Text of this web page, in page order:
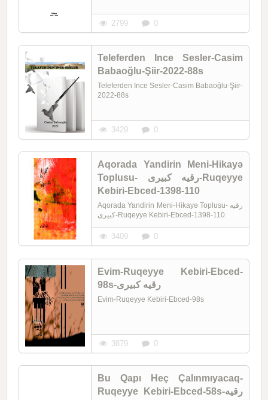
2799 0
Teleferden Ince Sesler-Casim
Babaoğlu-Şiir-2022-88s
Teleferden Ince Sesler-Casim Babaoğlu-Şiir-
2022-88s
3429 0
Aqorada Yandirin Meni-Hikayə
Toplusu- رقیه کبیری-Ruqeyye
Kebiri-Ebced-1398-110
Aqorada Yandirin Meni-Hikayə Toplusu- رقیه
کبیری-Ruqeyye Kebiri-Ebced-1398-110
3409 0
Evim-Ruqeyye Kebiri-Ebced-
98s-رقیه کبیری
Evim-Ruqeyye Kebiri-Ebced-98s
3879 0
Bu Qapı Heç Çalınmıyacaq-
Ruqeyye Kebiri-Ebced-58s-رقیه